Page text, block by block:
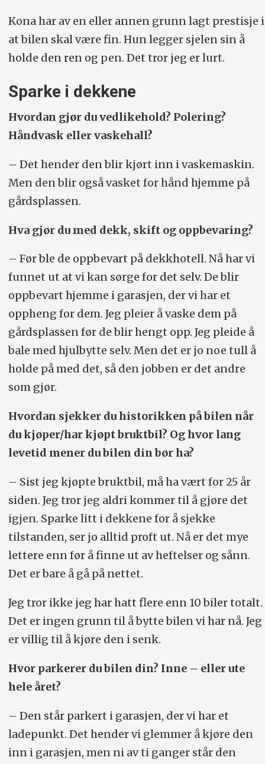
Kona har av en eller annen grunn lagt prestisje i
at bilen skal være fin. Hun legger sjelen sin å
holde den ren og pen. Det tror jeg er lurt.
Sparke i dekkene
Hvordan gjør du vedlikehold? Polering?
Håndvask eller vaskehall?
– Det hender den blir kjørt inn i vaskemaskin.
Men den blir også vasket for hånd hjemme på
gårdsplassen.
Hva gjør du med dekk, skift og oppbevaring?
– Før ble de oppbevart på dekkhotell. Nå har vi
funnet ut at vi kan sørge for det selv. De blir
oppbevart hjemme i garasjen, der vi har et
oppheng for dem. Jeg pleier å vaske dem på
gårdsplassen før de blir hengt opp. Jeg pleide å
bale med hjulbytte selv. Men det er jo noe tull å
holde på med det, så den jobben er det andre
som gjør.
Hvordan sjekker du historikken på bilen når
du kjøper/har kjøpt bruktbil? Og hvor lang
levetid mener du bilen din bør ha?
– Sist jeg kjøpte bruktbil, må ha vært for 25 år
siden. Jeg tror jeg aldri kommer til å gjøre det
igjen. Sparke litt i dekkene for å sjekke
tilstanden, ser jo alltid proft ut. Nå er det mye
lettere enn før å finne ut av heftelser og sånn.
Det er bare å gå på nettet.
Jeg tror ikke jeg har hatt flere enn 10 biler totalt.
Det er ingen grunn til å bytte bilen vi har nå. Jeg
er villig til å kjøre den i senk.
Hvor parkerer du bilen din? Inne – eller ute
hele året?
– Den står parkert i garasjen, der vi har et
ladepunkt. Det hender vi glemmer å kjøre den
inn i garasjen, men ni av ti ganger står den